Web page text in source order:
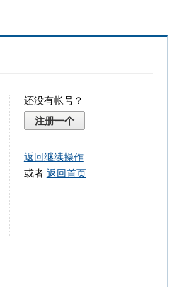
还没有帐号？
注册一个
返回继续操作
或者 返回首页